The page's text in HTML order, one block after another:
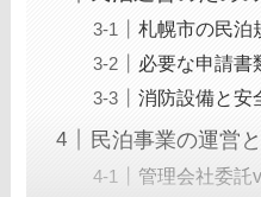
札幌市の民泊
必要な申請書
消防設備と安
民泊事業の運営
管理会社委託